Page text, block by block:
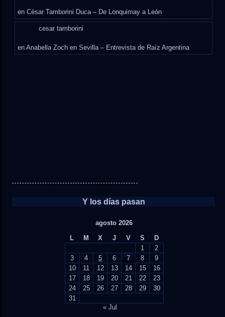
enCésar Tamborini Duca – De Lonquimay a León
cesar tamborini
enAnabella Zoch en Sevilla – Entrevista de Raíz Argentina
Y los días pasan
agosto 2026
L
M X J V S
D
1
2
3
4 5 6 7 8
9
10
11 12 13 14 15
16
17
18 19 20 21 22
23
24
25 26 27 28 29
30
31
« Jul